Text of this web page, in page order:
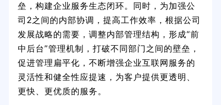
垒，构建企业服务生态闭环。同时，为加强公
司2之间的内部协调，提高工作效率，根据公司
发展战略的需要，调整内部管理结构，形成“前
中后台”管理机制，打破不同部门之间的壁垒，
促进管理扁平化，不断增强企业互联网服务的
灵活性和健全性应提速，为客户提供更透明、
更快、更优质的服务。